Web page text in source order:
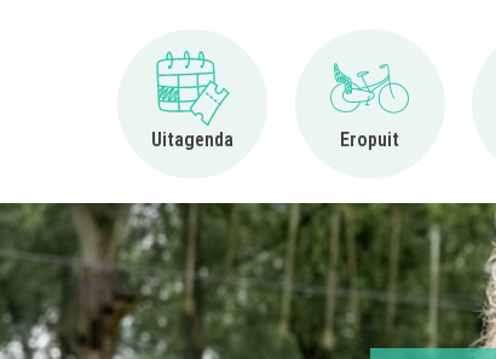
Uitagenda
Ga naar Uitagenda
Eropuit
Ga naar Eropuit